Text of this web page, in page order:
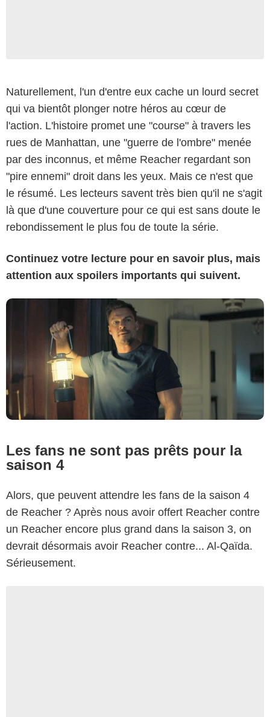
Naturellement, l'un d'entre eux cache un lourd secret
qui va bientôt plonger notre héros au cœur de
l'action. L'histoire promet une "course" à travers les
rues de Manhattan, une "guerre de l'ombre" menée
par des inconnus, et même Reacher regardant son
"pire ennemi" droit dans les yeux. Mais ce n'est que
le résumé. Les lecteurs savent très bien qu'il ne s'agit
là que d'une couverture pour ce qui est sans doute le
rebondissement le plus fou de toute la série.
Continuez votre lecture pour en savoir plus, mais
attention aux spoilers importants qui suivent.
© Amazon Content Services LLC
Les fans ne sont pas prêts pour la
saison 4
Alors, que peuvent attendre les fans de la saison 4
de Reacher ? Après nous avoir offert Reacher contre
un Reacher encore plus grand dans la saison 3, on
devrait désormais avoir Reacher contre... Al-Qaïda.
Sérieusement.